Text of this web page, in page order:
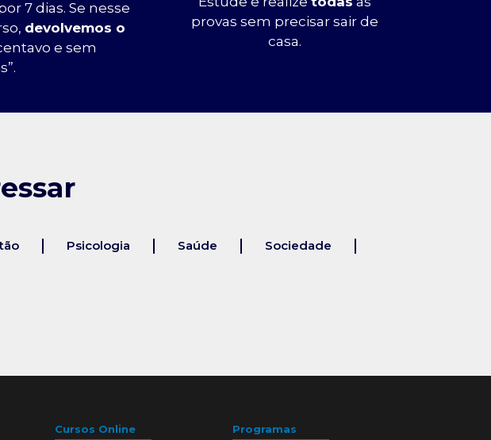
7 dias. Se nesse
devolvemos o
e sem
provas sem precisar sair de
casa.
Psicologia Saúde Sociedade
Cursos Online Programas